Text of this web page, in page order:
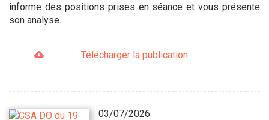
informe des positions prises en séance et vous présente
son analyse.
Télécharger la publication
03/07/2026